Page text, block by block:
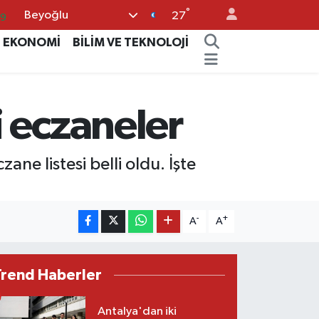
Beyoğlu 27°
EKONOMİ
BİLİM VE TEKNOLOJİ
listesi belli oldu. İşte
A- A+
Haberler
Antalya'dan iki